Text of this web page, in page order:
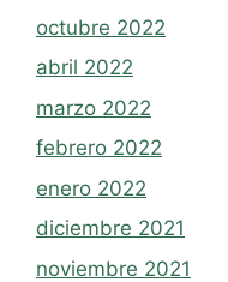
octubre 2022
abril 2022
marzo 2022
febrero 2022
enero 2022
diciembre 2021
noviembre 2021